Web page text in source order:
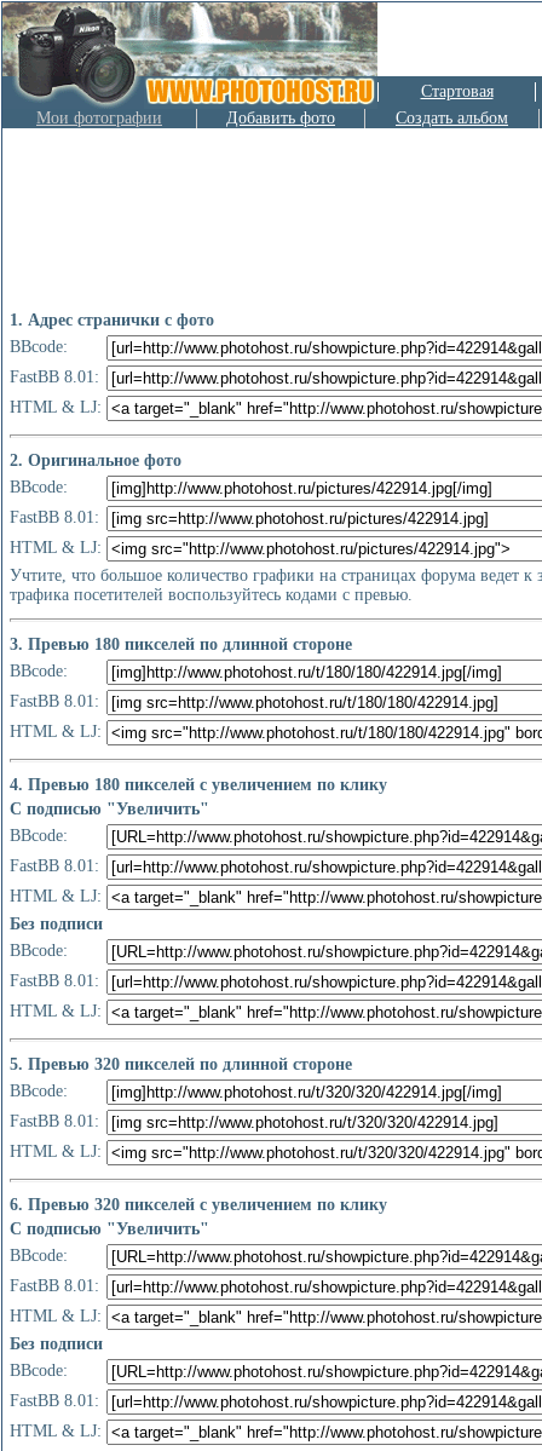
Стартовая
Мои фотографии
Добавить фото Создать альбом
1. Адрес странички с фото
BBcode:
FastBB 8.01:
HTML & LJ:
2. Оригинальное фото
BBcode:
FastBB 8.01:
HTML & LJ:
Учтите, что большое количество графики на страницах форума ведет
трафика посетителей воспользуйтесь кодами с превью.
3. Превью 180 пикселей по длинной стороне
BBcode:
FastBB 8.01:
HTML & LJ:
4. Превью 180 пикселей с увеличением по клику
С подписью "Увеличить"
BBcode:
FastBB 8.01:
HTML & LJ:
Без подписи
BBcode:
FastBB 8.01:
HTML & LJ:
5. Превью 320 пикселей по длинной стороне
BBcode:
FastBB 8.01:
HTML & LJ:
6. Превью 320 пикселей с увеличением по клику
С подписью "Увеличить"
BBcode:
FastBB 8.01:
HTML & LJ:
Без подписи
BBcode:
FastBB 8.01:
HTML & LJ: